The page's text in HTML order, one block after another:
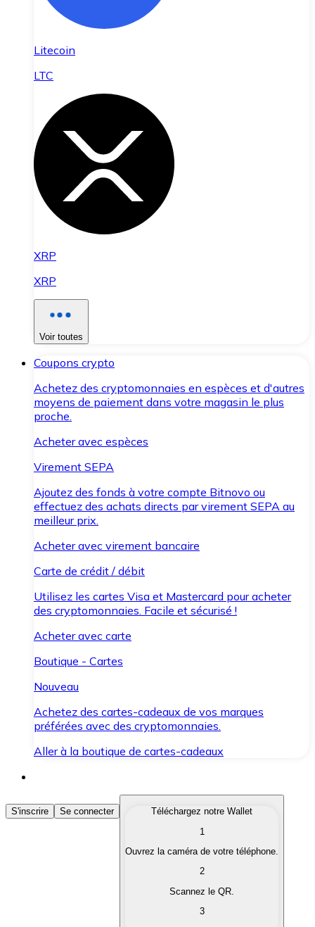
Litecoin
LTC
XRP
XRP
Voir toutes
Coupons crypto
Achetez des cryptomonnaies en espèces et d'autres
moyens de paiement dans votre magasin le plus
proche.
Acheter avec espèces
Virement SEPA
Ajoutez des fonds à votre compte Bitnovo ou
effectuez des achats directs par virement SEPA au
meilleur prix.
Acheter avec virement bancaire
Carte de crédit / débit
Utilisez les cartes Visa et Mastercard pour acheter
des cryptomonnaies. Facile et sécurisé !
Acheter avec carte
Boutique - Cartes
Nouveau
Achetez des cartes-cadeaux de vos marques
préférées avec des cryptomonnaies.
Aller à la boutique de cartes-cadeaux
Acheter des Cryptomonnaies
Achetez les cryptomonnaies qui vous intéressent
Convertissez vos cryptomonnaies en monnaie
S'inscrire Se connecter
Téléchargez notre Wallet
1
Ouvrez la caméra de votre téléphone.
2
Scannez le QR.
3